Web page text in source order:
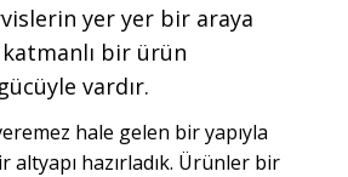
yer yer bir araya
bir ürün
vardır.
hale gelen bir yapıyla
hazırladık. Ürünler bir